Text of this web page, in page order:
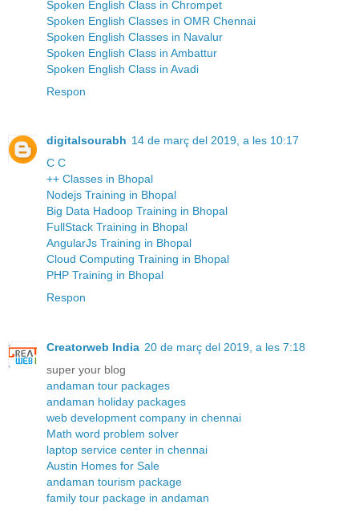
Spoken English Class in Chrompet
Spoken English Classes in OMR Chennai
Spoken English Classes in Navalur
Spoken English Class in Ambattur
Spoken English Class in Avadi
Respon
digitalsourabh 14 de març del 2019, a les 10:17
C C
++ Classes in Bhopal
Nodejs Training in Bhopal
Big Data Hadoop Training in Bhopal
FullStack Training in Bhopal
AngularJs Training in Bhopal
Cloud Computing Training in Bhopal
PHP Training in Bhopal
Respon
Creatorweb India 20 de març del 2019, a les 7:18
super your blog
andaman tour packages
andaman holiday packages
web development company in chennai
Math word problem solver
laptop service center in chennai
Austin Homes for Sale
andaman tourism package
family tour package in andaman